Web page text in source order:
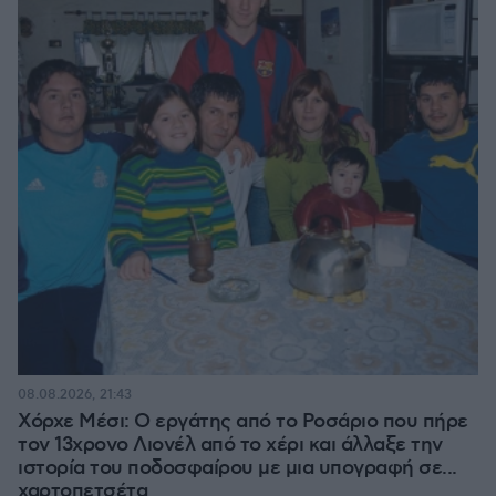
Χόρχε Μέσι: Ο εργάτης από το Ροσάριο που πήρε
τον 13χρονο Λιονέλ από το χέρι και άλλαξε την
ιστορία του ποδοσφαίρου με μια υπογραφή σε...
08.08.2026, 21:43